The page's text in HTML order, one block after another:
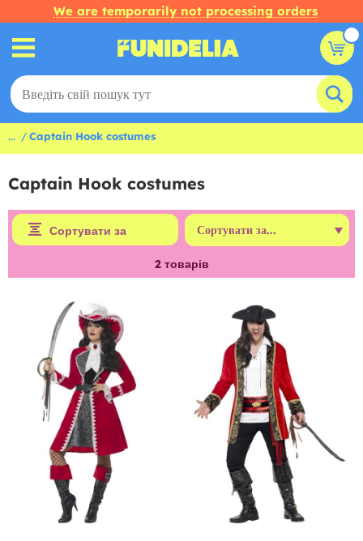
We are temporarily not processing orders
... Captain Hook costumes
Captain Hook costumes
Сортувати за
2товарів